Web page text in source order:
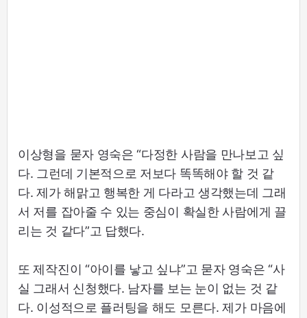
이상형을 묻자 영숙은 “다정한 사람을 만나보고 싶
다. 그런데 기본적으로 저보다 똑똑해야 할 것 같
다. 제가 해맑고 행복한 게 다라고 생각했는데 그래
서 저를 잡아줄 수 있는 중심이 확실한 사람에게 끌
리는 것 같다”고 답했다.
또 제작진이 “아이를 낳고 싶냐”고 묻자 영숙은 “사
실 그래서 신청했다. 남자를 보는 눈이 없는 것 같
다. 이성적으로 플러팅을 해도 모른다. 제가 마음에